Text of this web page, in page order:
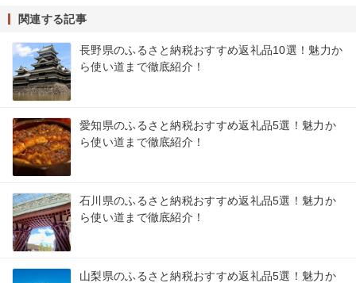
関連する記事
長野県のふるさと納税おすすめ返礼品10選！魅力か
ら使い道まで徹底紹介！
愛知県のふるさと納税おすすめ返礼品5選！魅力か
ら使い道まで徹底紹介！
石川県のふるさと納税おすすめ返礼品5選！魅力か
ら使い道まで徹底紹介！
山梨県のふるさと納税おすすめ返礼品5選！魅力か